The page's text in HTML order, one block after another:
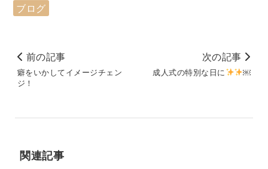
ブログ
前の記事
癖をいかしてイメージチェン
ジ！
次の記事
成人式の特別な日に ￼
関連記事